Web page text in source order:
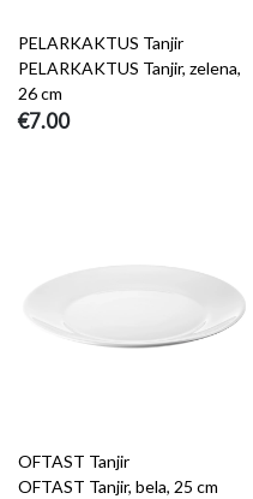
PELARKAKTUS Tanjir
PELARKAKTUS Tanjir, zelena,
26 cm
€7.00
OFTAST Tanjir
OFTAST Tanjir, bela, 25 cm